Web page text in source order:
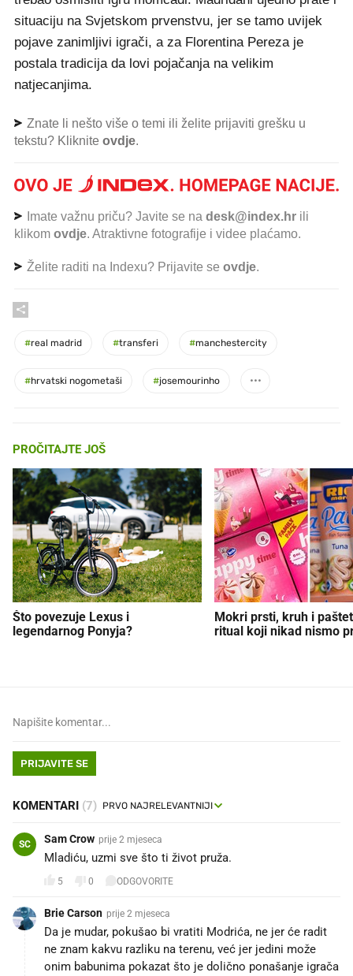
situaciju na Svjetskom prvenstvu, jer se tamo uvijek
pojave zanimljivi igrači, a za Florentina Pereza je
postala tradicija da lovi pojačanja na velikim
natjecanjima.
Znate li nešto više o temi ili želite prijaviti grešku u
tekstu? Kliknite ovdje.
Imate važnu priču? Javite se na desk@index.hr ili
klikom ovdje. Atraktivne fotografije i videe plaćamo.
Želite raditi na Indexu? Prijavite se ovdje.
#real madrid #transferi #manchestercity
#hrvatski nogometaši #josemourinho
PROČITAJTE JOŠ
Što povezuje Lexus i
legendarnog Ponyja?
Mokri prsti, kruh i
ritual koji nikad nismo
PRIJAVITE SE
KOMENTARI (7)
SC Sam Crow prije 2 mjeseca
Mladiću, uzmi sve što ti život pruža.
5 0 ODGOVORITE
Brie Carson prije 2 mjeseca
Da je mudar, pokušao bi vratiti Modrića, ne jer će radit
ne znam kakvu razliku na terenu, već jer jedini može
onim babunima pokazat što je dolično ponašanje igrača